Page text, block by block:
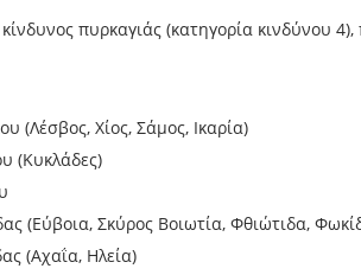
πυρκαγιάς (κατηγορία κινδύνου 4),
(Λέσβος, Χίος, Σάμος, Ικαρία)
(Κυκλάδες)
(Εύβοια, Σκύρος Βοιωτία, Φθιώτιδα,
(Αχαΐα, Ηλεία)